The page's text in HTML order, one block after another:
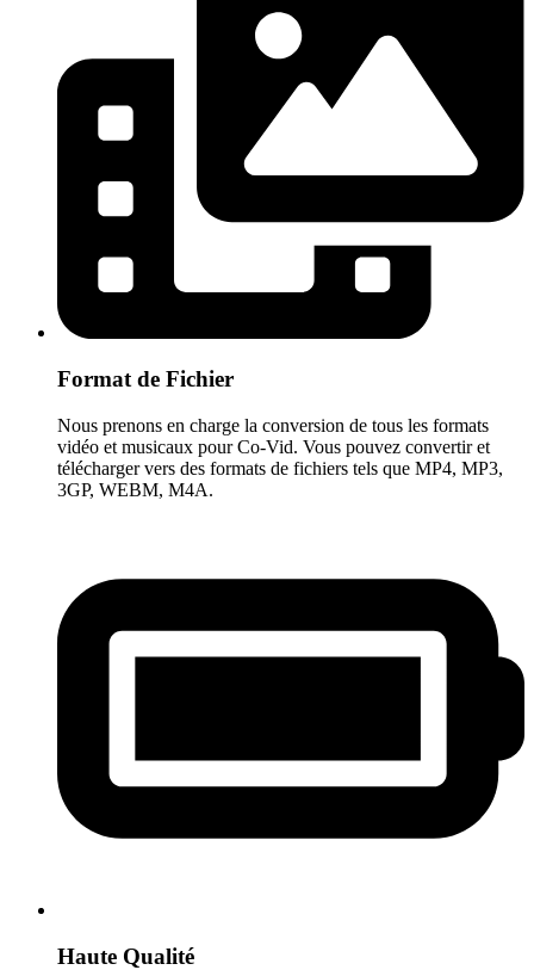
Format de Fichier
Nous prenons en charge la conversion de tous les formats
vidéo et musicaux pour Co-Vid. Vous pouvez convertir et
télécharger vers des formats de fichiers tels que MP4, MP3,
3GP, WEBM, M4A.
Haute Qualité